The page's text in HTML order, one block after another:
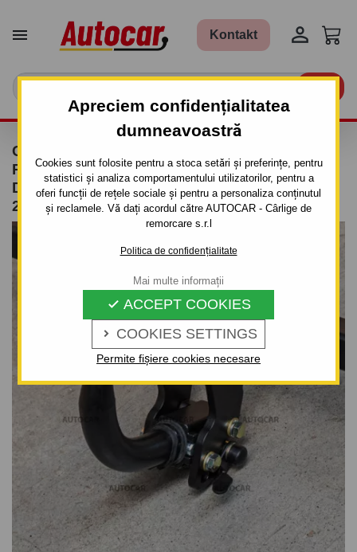
Apreciem confidențialitatea
dumneavoastră
Cookies sunt folosite pentru a stoca setări și preferințe, pentru
statistici și analiza comportamentului utilizatorilor, pentru a
oferi funcții de rețele sociale și pentru a personaliza conținutul
și reclamele. Vă dați acordul către AUTOCAR - Cârlige de
remorcare s.r.l
Politica de confidențialitate
 COOKIES SETTINGS
 ACCEPT COOKIES
Permite fișiere cookies necesare
Mai multe informații
 Kontakt 
CÂRLIG DE REMORCARE PENTRU
RENAULT LAGUNA - 5UŞI, (BGO/1) - SISTEM
DEMONTABIL AUTOMAT- DIN 2001 PÂNĂ
2007